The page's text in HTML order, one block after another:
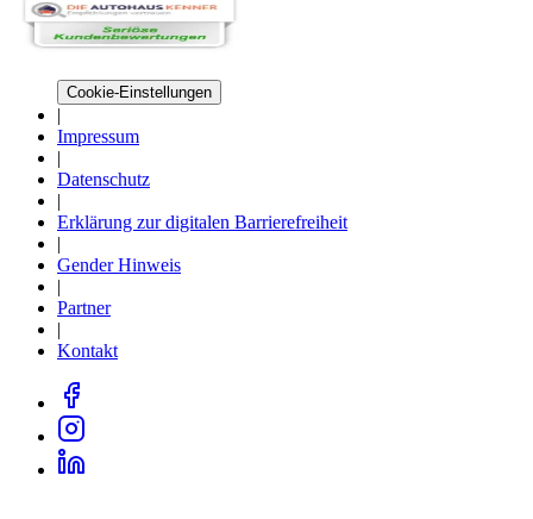
Cookie-Einstellungen
|
Impressum
|
Datenschutz
|
Erklärung zur digitalen Barrierefreiheit
|
Gender Hinweis
|
Partner
|
Kontakt